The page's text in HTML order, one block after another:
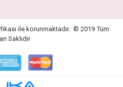
ile korunmaktadır. © 2019 Tüm
Saklıdır